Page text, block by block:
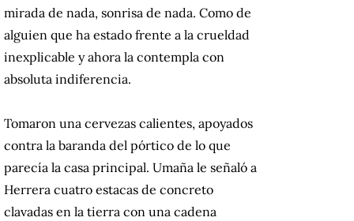
mirada de nada, sonrisa de nada. Como de
alguien que ha estado frente a la crueldad
inexplicable y ahora la contempla con
absoluta indiferencia.
Tomaron una cervezas calientes, apoyados
contra la baranda del pórtico de lo que
parecía la casa principal. Umaña le señaló a
Herrera cuatro estacas de concreto
clavadas en la tierra con una cadena